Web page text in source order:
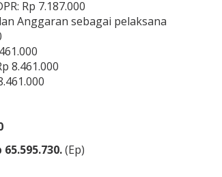
Rp 7.187.000
Anggaran sebagai pelaksana
8.461.000
(Ep)